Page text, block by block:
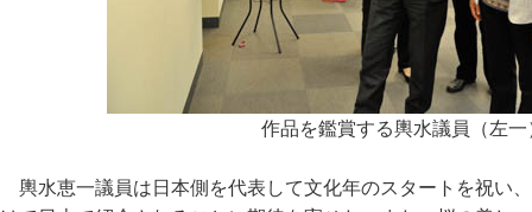
作品を鑑賞する輿水議員（左一
輿水恵一議員は日本側を代表して文化年のスタートを祝い